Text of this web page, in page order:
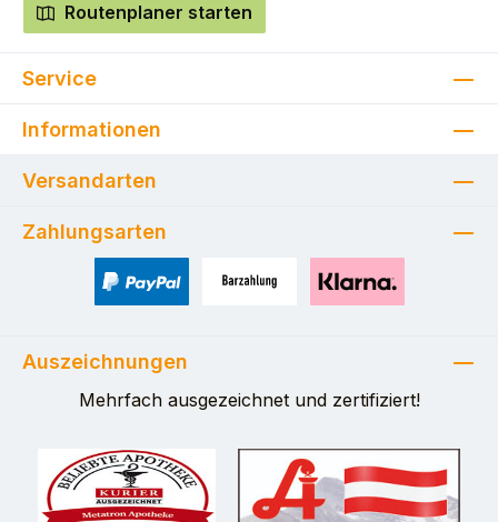
Routenplaner starten
Service
Informationen
Versandarten
Zahlungsarten
Auszeichnungen
Mehrfach ausgezeichnet und zertifiziert!